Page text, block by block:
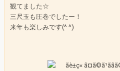
観てました☆
三尺玉も圧巻でしたー！
来年も楽しみです(^ ^)